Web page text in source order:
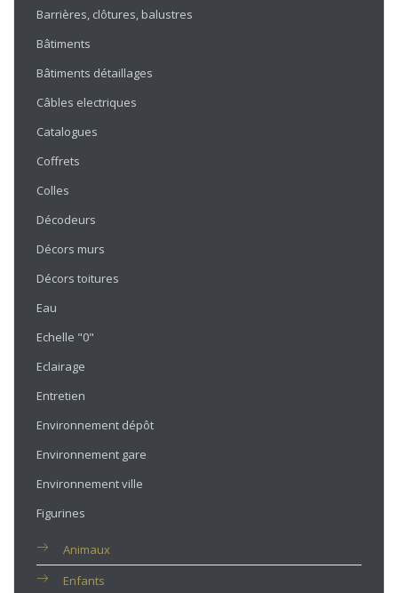
Barrières, clôtures, balustres
Bâtiments
Bâtiments détaillages
Câbles electriques
Catalogues
Coffrets
Colles
Décodeurs
Décors murs
Décors toitures
Eau
Echelle "0"
Eclairage
Entretien
Environnement dépôt
Environnement gare
Environnement ville
Figurines
Animaux
Enfants